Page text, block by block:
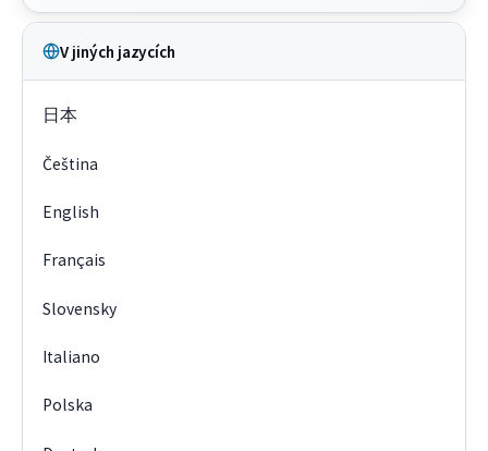
V jiných jazycích
日本
Čeština
English
Français
Slovensky
Italiano
Polska